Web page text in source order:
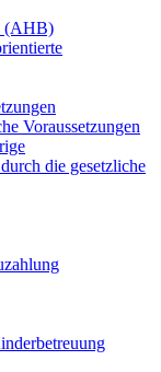
(AHB)
Voraussetzungen
die gesetzliche